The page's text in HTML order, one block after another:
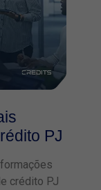
PJ
crédito PJ